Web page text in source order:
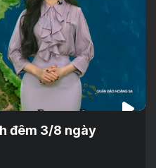
đêm 3/8 ngày